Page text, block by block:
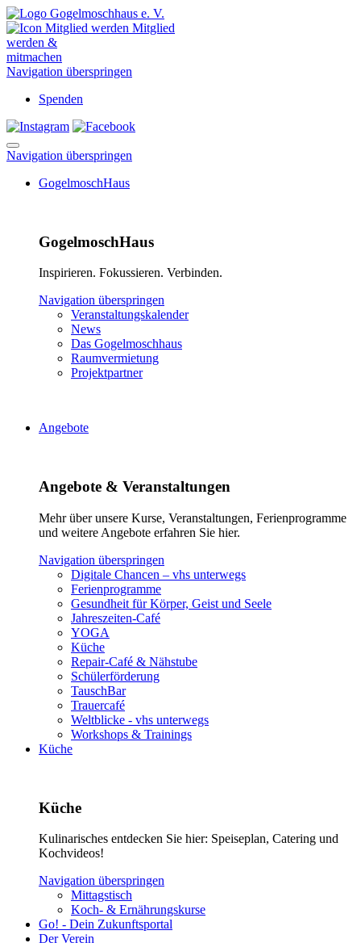
Mitglied
werden &
mitmachen
Navigation überspringen
Spenden
Navigation überspringen
GogelmoschHaus
GogelmoschHaus
Inspirieren. Fokussieren. Verbinden.
Navigation überspringen
Veranstaltungskalender
News
Das Gogelmoschhaus
Raumvermietung
Projektpartner
Angebote
Angebote & Veranstaltungen
Mehr über unsere Kurse, Veranstaltungen, Ferienprogramme
und weitere Angebote erfahren Sie hier.
Navigation überspringen
Digitale Chancen – vhs unterwegs
Ferienprogramme
Gesundheit für Körper, Geist und Seele
Jahreszeiten-Café
YOGA
Küche
Repair-Café & Nähstube
Schülerförderung
TauschBar
Trauercafé
Weltblicke - vhs unterwegs
Workshops & Trainings
Küche
Küche
Kulinarisches entdecken Sie hier: Speiseplan, Catering und
Kochvideos!
Navigation überspringen
Mittagstisch
Koch- & Ernährungskurse
Go! - Dein Zukunftsportal
Der Verein